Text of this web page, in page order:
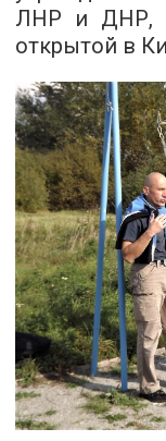
ЛНР и ДНР,
открытой в